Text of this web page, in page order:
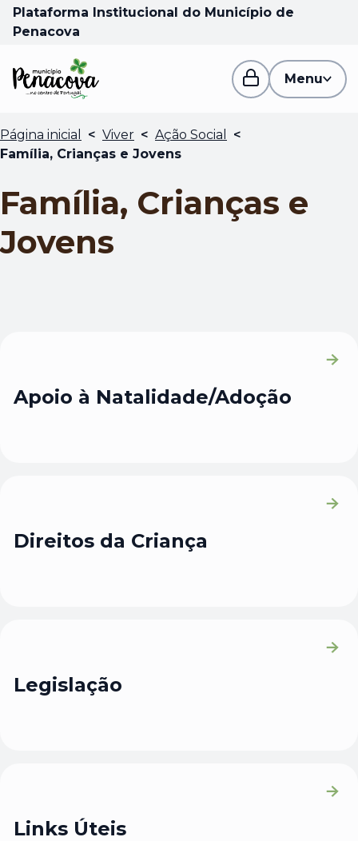
Plataforma Institucional do Município de
Penacova
Menu
Página inicial < Viver < Ação Social
<
Família, Crianças e Jovens
Família, Crianças e
Jovens
Apoio à Natalidade/Adoção
Direitos da Criança
Legislação
Links Úteis